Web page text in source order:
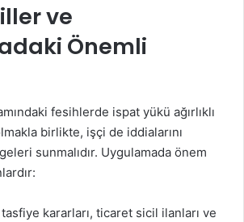
ve
Önemli
fesihlerde ispat yükü ağırlıklı
birlikte, işçi de iddialarını
sunmalıdır. Uygulamada önem
tasfiye kararları, ticaret sicil ilanları ve